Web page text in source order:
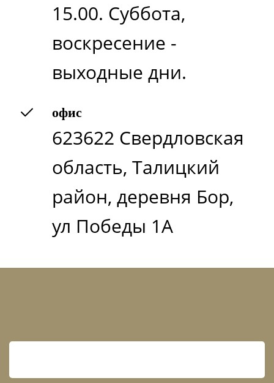
15.00. Суббота,
воскресение -
выходные дни.
офис
623622 Свердловская
область, Талицкий
район, деревня Бор,
ул Победы 1А